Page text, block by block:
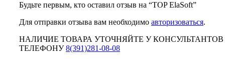
Будьте первым, кто оставил отзыв на “TOP ElaSoft”
Для отправки отзыва вам необходимо авторизоваться.
НАЛИЧИЕ ТОВАРА УТОЧНЯЙТЕ У
ТЕЛЕФОНУ8(391)281-08-08